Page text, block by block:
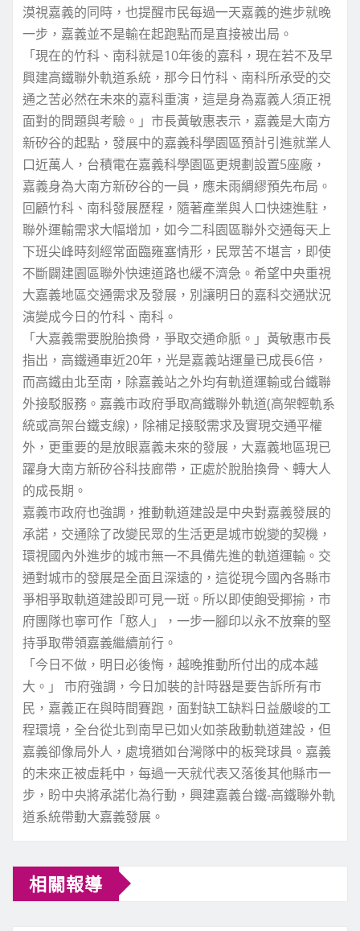
漠視嘉義的同時，也提醒市民每過一天嘉義的進步就晚
一步，嘉義並不是輸在起跑點而是直接被出局。
「現在的竹科、南科就是10年後的嘉科，現在若不及早
興建高鐵聯外軌道系統，那今日竹科、南科所承受的交
通之苦必然在未來的嘉科重演，這是身為嘉義人須正視
面對的問題與考驗。」市長黃敏惠表示，嘉義是大南方
新矽谷的起點，發展中的嘉義科學園區預計引進就業人
口近萬人，台積電在嘉義科學園區更規劃設置5座廠，
嘉義身為大南方新矽谷的一員，應未雨綢繆預先布局。
回顧竹科、南科發展歷程，隨著產業與人口快速進駐，
聯外運輸需求大幅增加，如今二科園區聯外交通每天上
下班尖峰時刻經常面臨雍塞情形，民眾苦不堪言，即使
不斷闢建園區聯外快速道路也緩不濟急。希望中央重視
大嘉義地區交通需求及發展，別讓明日的嘉科交通狀況
演變成今日的竹科、南科。
「大嘉義需要脫胎換骨，爭取交通命脈。」黃敏惠市長
指出，高鐵通車近20年，光是嘉義站運量已成長6倍，
而高鐵由北至南，除嘉義站之外均有軌道運輸或台鐵聯
外接駁服務。嘉義市政府爭取高鐵聯外軌道(高架輕軌系
統或高架台鐵支線)，除補足接駁需求及實現交通平權
外，更重要的是放眼嘉義未來的發展，大嘉義地區現已
躍身大南方新矽谷科技廊帶，正處於脫胎換骨、轉大人
的成長期。
嘉義市政府也強調，推動軌道建設是中央對嘉義發展的
承諾，交通除了改變民眾的生活更是城市蛻變的契機，
環視國內外進步的城市無一不具備先進的軌道運輸。交
通對城市的發展是全面且深遠的，這從現今國內各縣市
爭相爭取軌道建設即可見一斑。所以即使飽受揶揄，市
府團隊也寧可作「憨人」，一步一腳印以永不放棄的堅
持爭取帶領嘉義繼續前行。
「今日不做，明日必後悔，越晚推動所付出的成本越
大。」 市府強調，今日加裝的計時器是要告訴所有市
民，嘉義正在與時間賽跑，面對缺工缺料日益嚴峻的工
程環境，全台從北到南早已如火如荼啟動軌道建設，但
嘉義卻像局外人，處境猶如台灣隊中的板凳球員。嘉義
的未來正被虛耗中，每過一天就代表又落後其他縣市一
步，盼中央將承諾化為行動，興建嘉義台鐵-高鐵聯外軌
道系統帶動大嘉義發展。
相關報導